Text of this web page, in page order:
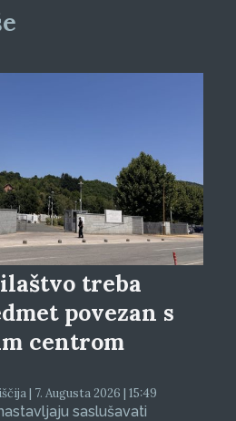
treba
povezan s
centrom
| 7. Augusta 2026 | 15:49
saslušavati